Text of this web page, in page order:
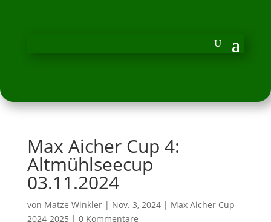
Max Aicher Cup 4:
Altmühlseecup
03.11.2024
von Matze Winkler| Nov. 3, 2024| Max Aicher Cup
2024-2025 | 0 Kommentare